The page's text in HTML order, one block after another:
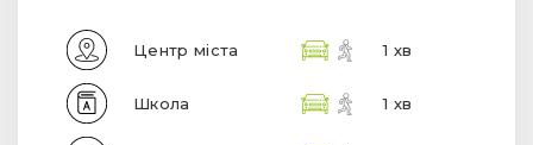
Центр міста 1 хв
Школа 1 хв